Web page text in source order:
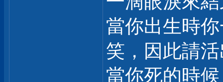
當你出生時
笑，因此請
當你死的時